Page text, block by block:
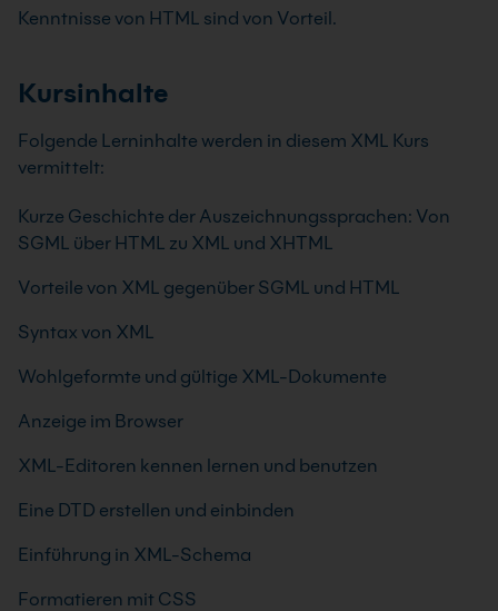
Kenntnisse von HTML sind von Vorteil.
Kursinhalte
Folgende Lerninhalte werden in diesem XML Kurs
vermittelt:
Kurze Geschichte der Auszeichnungssprachen: Von
SGML über HTML zu XML und XHTML
Vorteile von XML gegenüber SGML und HTML
Syntax von XML
Wohlgeformte und gültige XML-Dokumente
Anzeige im Browser
XML-Editoren kennen lernen und benutzen
Eine DTD erstellen und einbinden
Einführung in XML-Schema
Formatieren mit CSS